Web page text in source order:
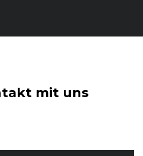
mit uns